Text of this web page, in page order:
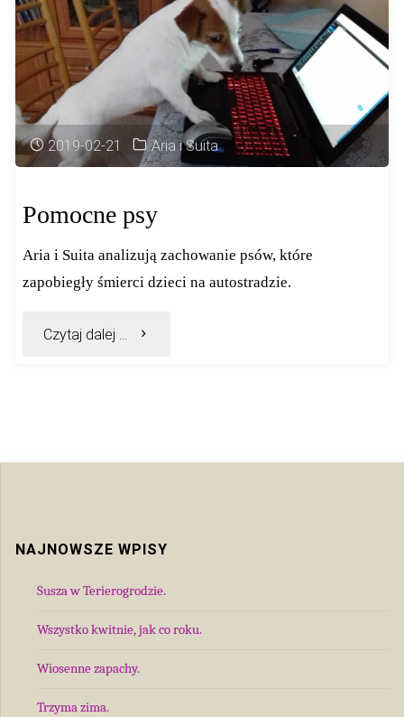
2019-02-21 Aria i Suita
Pomocne psy
Aria i Suita analizują zachowanie psów, które
zapobiegły śmierci dzieci na autostradzie.
Czytaj dalej ... "Pomocne
NAJNOWSZE WPISY
Susza w Terierogrodzie.
Wszystko kwitnie, jak co roku.
Wiosenne zapachy.
Trzyma zima.